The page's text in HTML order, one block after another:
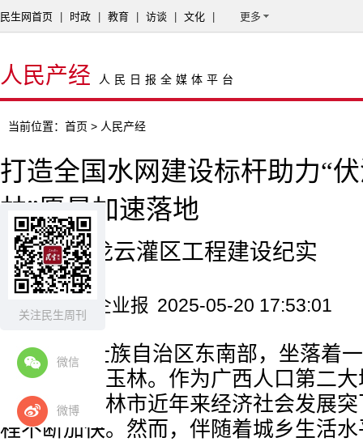
关注民生周刊
微信
微博
民生网首页 时政 教育 访谈 文化 更多
人民产经 人民日报全媒体平台
当前位置： 首页 > 人民产经
打造全国水网建设标杆助力“
林”愿景加速落地
广西玉林龙云灌区工程建设纪实
来源：中国企业报 2025-05-20 17:53:01
在广西壮族自治区东南部，坐落着
济强市——玉林。作为广西人口第二
四大市，玉林市近年来经济社会发展
程不断加快。然而，伴随着城乡生活